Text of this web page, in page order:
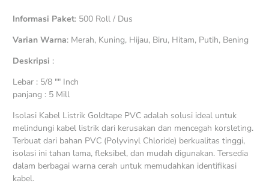
Informasi Paket: 500 Roll / Dus
Varian Warna: Merah, Kuning, Hijau, Biru, Hitam, Putih, Bening
Deskripsi :
Lebar : 5/8 "" Inch
panjang : 5 Mill
Isolasi Kabel Listrik Goldtape PVC adalah solusi ideal untuk
melindungi kabel listrik dari kerusakan dan mencegah korsleting.
Terbuat dari bahan PVC (Polyvinyl Chloride) berkualitas tinggi,
isolasi ini tahan lama, fleksibel, dan mudah digunakan. Tersedia
dalam berbagai warna cerah untuk memudahkan identifikasi
kabel.